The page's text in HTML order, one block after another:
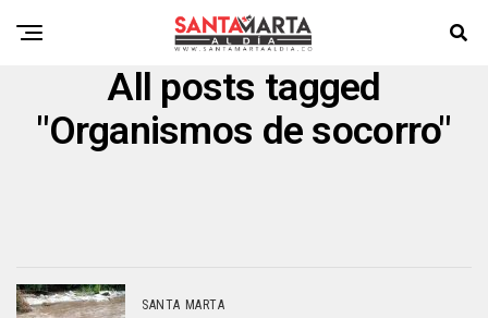
All posts tagged
"Organismos de socorro"
SANTA MARTA